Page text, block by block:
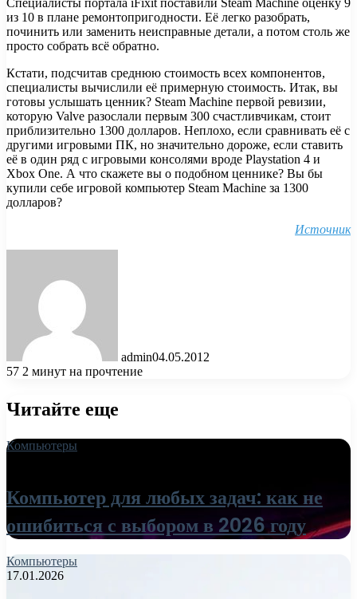
из 10 в плане ремонтопригодности. Её легко разобрать,
починить или заменить неисправные детали, а потом столь же
просто собрать всё обратно.
Кстати, подсчитав среднюю стоимость всех компонентов,
специалисты вычислили её примерную стоимость. Итак, вы
готовы услышать ценник? Steam Machine первой ревизии,
которую Valve разослали первым 300 счастливчикам, стоит
приблизительно 1300 долларов. Неплохо, если сравнивать её с
другими игровыми ПК, но значительно дороже, если ставить
её в один ряд с игровыми консолями вроде Playstation 4 и
Xbox One. А что скажете вы о подобном ценнике? Вы бы
купили себе игровой компьютер Steam Machine за 1300
долларов?
Источник
admin04.05.2012
57 2 минут на прочтение
Читайте еще
Компьютеры
Компьютер для любых задач: как не
ошибиться с выбором в 2026 году
Компьютеры
17.01.2026